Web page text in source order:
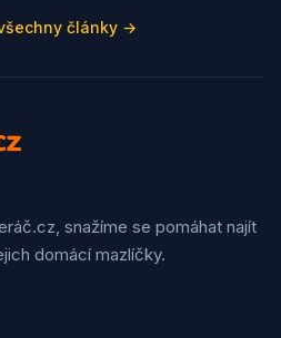
články →
snažíme se pomáhat najít
domácí mazlíčky.